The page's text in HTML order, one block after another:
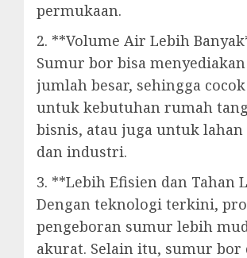
permukaan.
2. **Volume Air Lebih
Sumur bor bisa
jumlah besar, sehingga
untuk kebutuhan rumah
bisnis, atau juga untuk
dan industri.
3. **Lebih Efisien dan Tahan
Dengan teknologi terkini,
pengeboran sumur lebih
akurat. Selain itu, sumur bor